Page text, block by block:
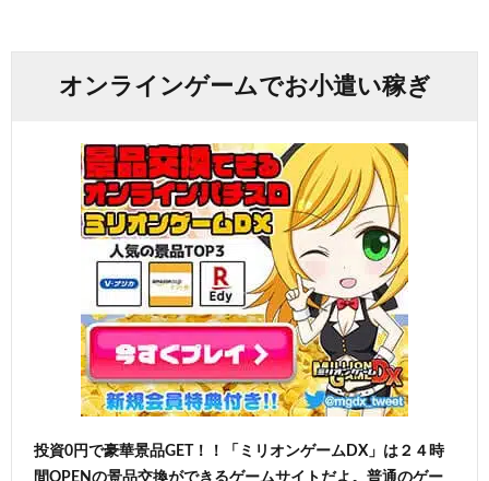
オンラインゲームでお小遣い稼ぎ
投資0円で豪華景品GET！！「ミリオンゲームDX」は２４時
間OPENの景品交換ができるゲームサイトだよ。普通のゲー